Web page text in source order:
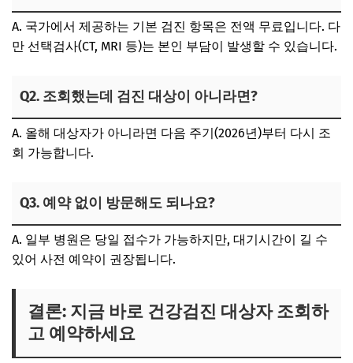
A. 국가에서 제공하는 기본 검진 항목은 전액 무료입니다. 다
만 선택검사(CT, MRI 등)는 본인 부담이 발생할 수 있습니다.
Q2. 조회했는데 검진 대상이 아니라면?
A. 올해 대상자가 아니라면 다음 주기(2026년)부터 다시 조
회 가능합니다.
Q3. 예약 없이 방문해도 되나요?
A. 일부 병원은 당일 접수가 가능하지만, 대기시간이 길 수
있어 사전 예약이 권장됩니다.
결론: 지금 바로 건강검진 대상자 조회하
고 예약하세요